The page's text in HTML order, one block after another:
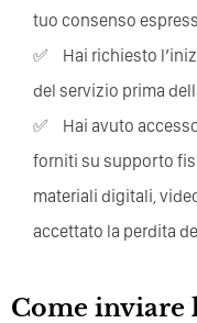
tuo consenso
Hai richiesto l’inizio immediato della consulenza o
del servizio prima
Hai avuto accesso o scaricato contenuti digitali non
forniti su supporto
materiali digitali,
accettato la perdita
Come inviare